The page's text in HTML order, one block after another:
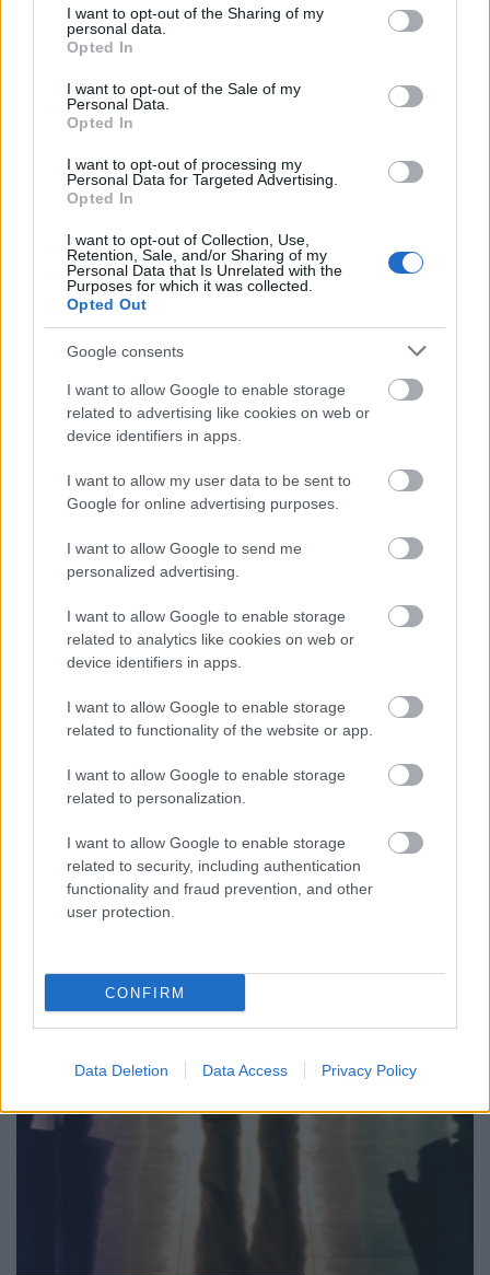
not limited to your visit or usage behaviour. You may click to
grant or deny consent to Google and its third-party tags to
use your data for below specified purposes in below Google
consent section.
I want to opt-out of the Sharing of my
personal data.
Opted In
I want to opt-out of the Sale of my
Personal Data.
Opted In
I want to opt-out of processing my
Personal Data for Targeted Advertising.
Opted In
I want to opt-out of Collection, Use,
Retention, Sale, and/or Sharing of my
Personal Data that Is Unrelated with the
Purposes for which it was collected.
Opted Out
Google consents
I want to allow Google to enable storage
related to advertising like cookies on web or
device identifiers in apps.
I want to allow my user data to be sent to
Google for online advertising purposes.
I want to allow Google to send me
personalized advertising.
I want to allow Google to enable storage
related to analytics like cookies on web or
device identifiers in apps.
I want to allow Google to enable storage
related to functionality of the website or app.
I want to allow Google to enable storage
related to personalization.
I want to allow Google to enable storage
related to security, including authentication
functionality and fraud prevention, and other
user protection.
CONFIRM
Data Deletion Data Access Privacy Policy
szinkronhangok: zöld könyv –
útmutató az élethez
Takács Máté•2019. február 20.
A Fekete Párduchoz, a Csillag születikhez, és a
Bohém rapszódiához csatlakozik az utolsók között,
film-jelölt, mint szinkronizált darab. Ha azt vesszük,
mennyire közönségkedvenc jellegű, nincs mit
csodálkozni az erélyes lokalizációs húzáson,
egyébként…
szinkronhangok: boldog halálnapot!
Takács Máté•2019. február 13.
Alig másfél évvel a nálunk is egész sikeres első rész
után folytatódik a sorozatgyilkosos-időhurkos
könnyed horror, alighanem rálicitálva az első rész
nézettségére. Színes, szinkronizált, természetesen.